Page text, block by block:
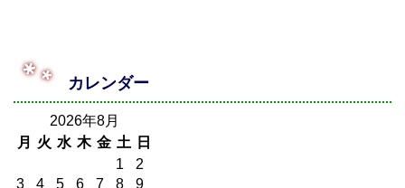
カレンダー
2026年8月
月
火 水 木 金 土
日
1
2
3
4 5 6 7 8
9